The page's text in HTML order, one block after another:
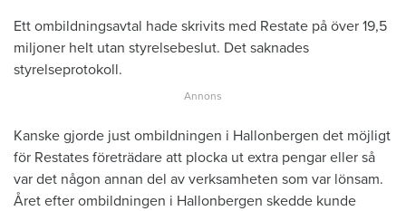
Ett ombildningsavtal hade skrivits med Restate på över 19,5
miljoner helt utan styrelsebeslut. Det saknades
styrelseprotokoll.
Kanske gjorde just ombildningen i Hallonbergen det möjligt
för Restates företrädare att plocka ut extra pengar eller så
var det någon annan del av verksamheten som var lönsam.
Året efter ombildningen i Hallonbergen skedde kunde